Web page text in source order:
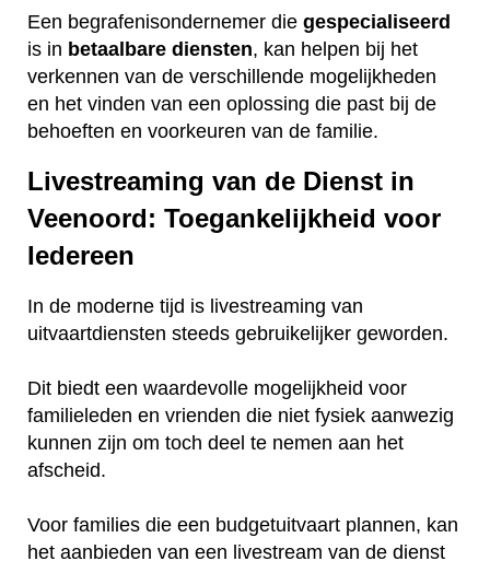
Een begrafenisondernemer die gespecialiseerd
is in betaalbare diensten, kan helpen bij het
verkennen van de verschillende mogelijkheden
en het vinden van een oplossing die past bij de
behoeften en voorkeuren van de familie.
Livestreaming van de Dienst in
Veenoord: Toegankelijkheid voor
Iedereen
In de moderne tijd is livestreaming van
uitvaartdiensten steeds gebruikelijker geworden.
Dit biedt een waardevolle mogelijkheid voor
familieleden en vrienden die niet fysiek aanwezig
kunnen zijn om toch deel te nemen aan het
afscheid.
Voor families die een budgetuitvaart plannen, kan
het aanbieden van een livestream van de dienst